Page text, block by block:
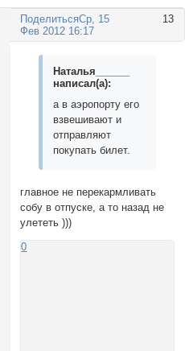
Поделиться 13
Ср, 15
Фев 2012 16:17
Наталья______
написал(а):
а в аэропорту его
взвешивают и
отправляют
покупать билет.
главное не перекармливать
собу в отпуске, а то назад не
улететь )))
0